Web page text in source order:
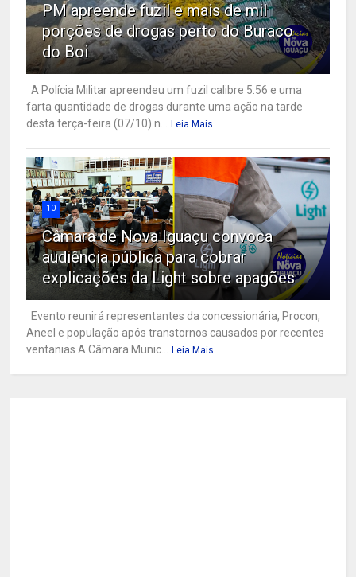
PM apreende fuzil e mais de mil
porções de drogas perto do Buraco
do Boi
A Polícia Militar apreendeu um fuzil calibre 5.56 e uma
farta quantidade de drogas durante uma ação na tarde
desta terça-feira (07/10) n... Leia Mais
10
Câmara de Nova Iguaçu convoca
audiência pública para cobrar
explicações da Light sobre apagões
Evento reunirá representantes da concessionária, Procon,
Aneel e população após transtornos causados por recentes
ventanias A Câmara Munic... Leia Mais